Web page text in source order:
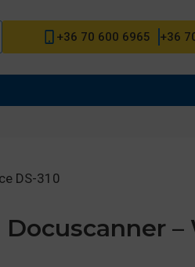
+36 70 600 6965 +36
DS-310
Docuscanner